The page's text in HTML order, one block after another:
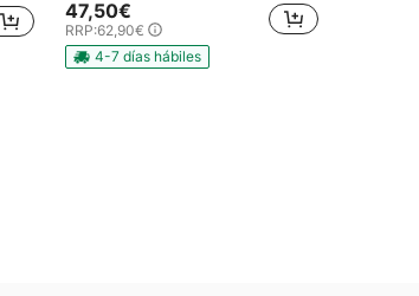
47,50€
RRP:62,90€
4-7 días hábiles